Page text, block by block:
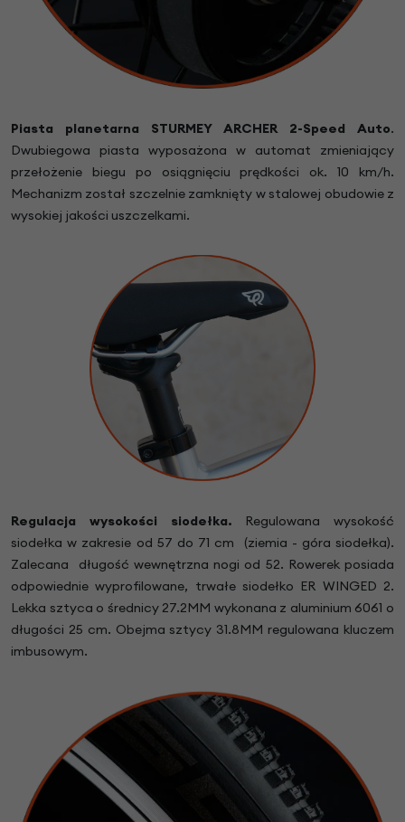
Piasta planetarna STURMEY ARCHER 2-Speed Auto.
Dwubiegowa piasta wyposażona w automat zmieniający
przełożenie biegu po osiągnięciu prędkości ok. 10 km/h.
Mechanizm został szczelnie zamknięty w stalowej obudowie z
wysokiej jakości uszczelkami.
Regulacja wysokości siodełka. Regulowana wysokość
siodełka w zakresie od 57 do 71 cm (ziemia - góra siodełka).
Zalecana długość wewnętrzna nogi od 52. Rowerek posiada
odpowiednie wyprofilowane, trwałe siodełko ER WINGED 2.
Lekka sztyca o średnicy 27.2MM wykonana z aluminium 6061 o
długości 25 cm. Obejma sztycy 31.8MM regulowana kluczem
imbusowym.